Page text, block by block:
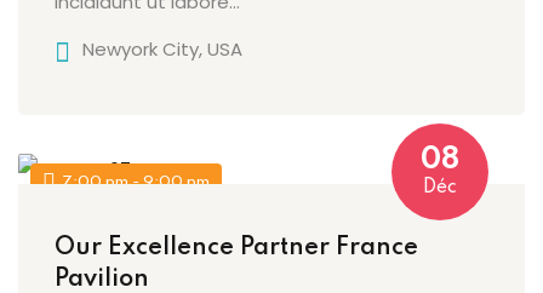
Newyork City, USA
7:00 pm - 9:00 pm
08
Déc
Our Excellence Partner France
Pavilion